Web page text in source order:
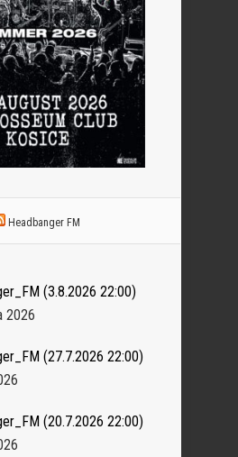
Headbanger FM
(3.8.2026 22:00)
2026
(27.7.2026 22:00)
(20.7.2026 22:00)